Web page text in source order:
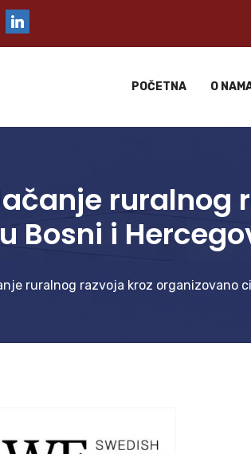
POČETNA O
ruralnog
Bosni i
ruralnog razvoja kroz organizovano